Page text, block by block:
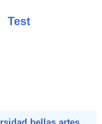
Test